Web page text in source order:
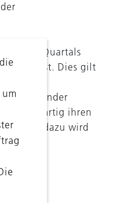
Quartals
zulässt. Dies gilt
folgender
gegenwärtig ihren
dazu wird